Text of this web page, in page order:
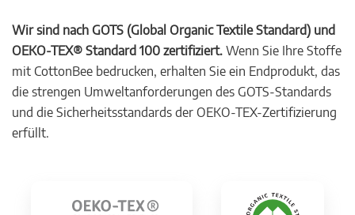
Wir sind nach GOTS (Global Organic Textile Standard) und
OEKO-TEX® Standard 100 zertifiziert. Wenn Sie Ihre Stoffe
mit CottonBee bedrucken, erhalten Sie ein Endprodukt, das
die strengen Umweltanforderungen des GOTS-Standards
und die Sicherheitsstandards der OEKO-TEX-Zertifizierung
erfüllt.